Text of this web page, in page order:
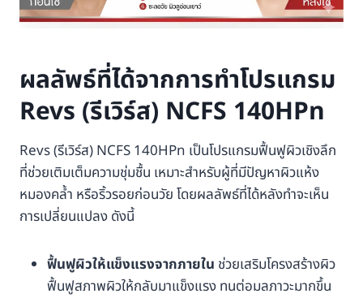
ผลลัพธ์ที่ได้จากการทำโปรแกรม
Revs (รีเวิร์ส) NCFS 140HPn
Revs (รีเวิร์ส) NCFS 140HPn เป็นโปรแกรมฟื้นฟูผิวเชิงลึก
ที่ช่วยเติมเต็มความชุ่มชื้น เหมาะสำหรับผู้ที่มีปัญหาผิวแห้ง
หมองคล้ำ หรือริ้วรอยก่อนวัย โดยผลลัพธ์ที่ได้หลังทำจะเห็น
การเปลี่ยนแปลง ดังนี้
ฟื้นฟูผิวให้แข็งแรงจากภายใน ช่วยเสริมโครงสร้างผิว
ฟื้นฟูสภาพผิวให้กลับมาแข็งแรง ทนต่อมลภาวะมากขึ้น